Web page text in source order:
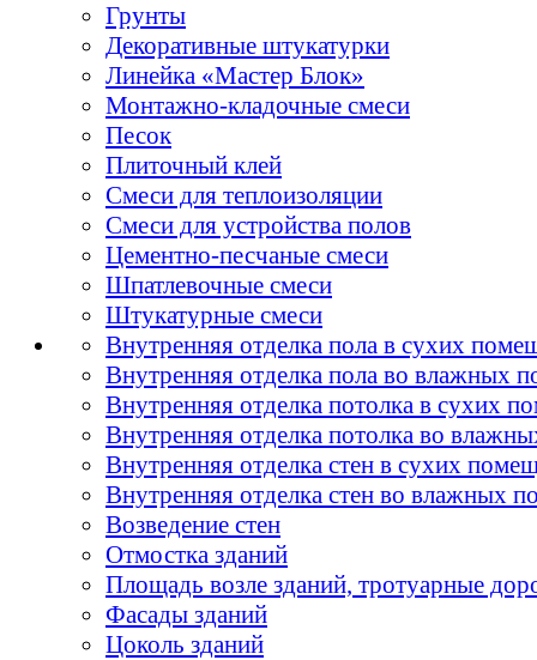
Грунты
Декоративные штукатурки
Линейка «Мастер Блок»
Монтажно-кладочные смеси
Песок
Плиточный клей
Смеси для теплоизоляции
Смеси для устройства полов
Цементно-песчаные смеси
Шпатлевочные смеси
Штукатурные смеси
Внутренняя отделка пола в сухих
Внутренняя отделка пола во влажных
Внутренняя отделка потолка в сухих
Внутренняя отделка потолка во
Внутренняя отделка стен в сухих
Внутренняя отделка стен во влажных
Возведение стен
Отмостка зданий
Площадь возле зданий, тротуарные
Фасады зданий
Цоколь зданий